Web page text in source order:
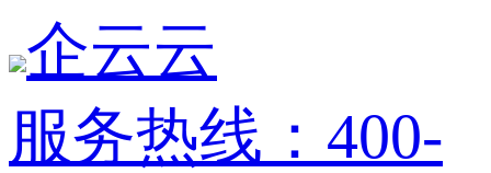
企云云
服务热线：400-